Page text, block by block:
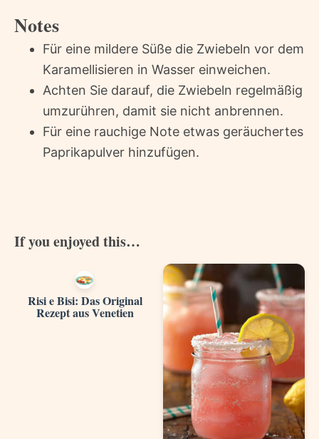
Notes
Für eine mildere Süße die Zwiebeln vor dem
Karamellisieren in Wasser einweichen.
Achten Sie darauf, die Zwiebeln regelmäßig
umzurühren, damit sie nicht anbrennen.
Für eine rauchige Note etwas geräuchertes
Paprikapulver hinzufügen.
If you enjoyed this…
Risi e Bisi: Das Original
Rezept aus Venetien